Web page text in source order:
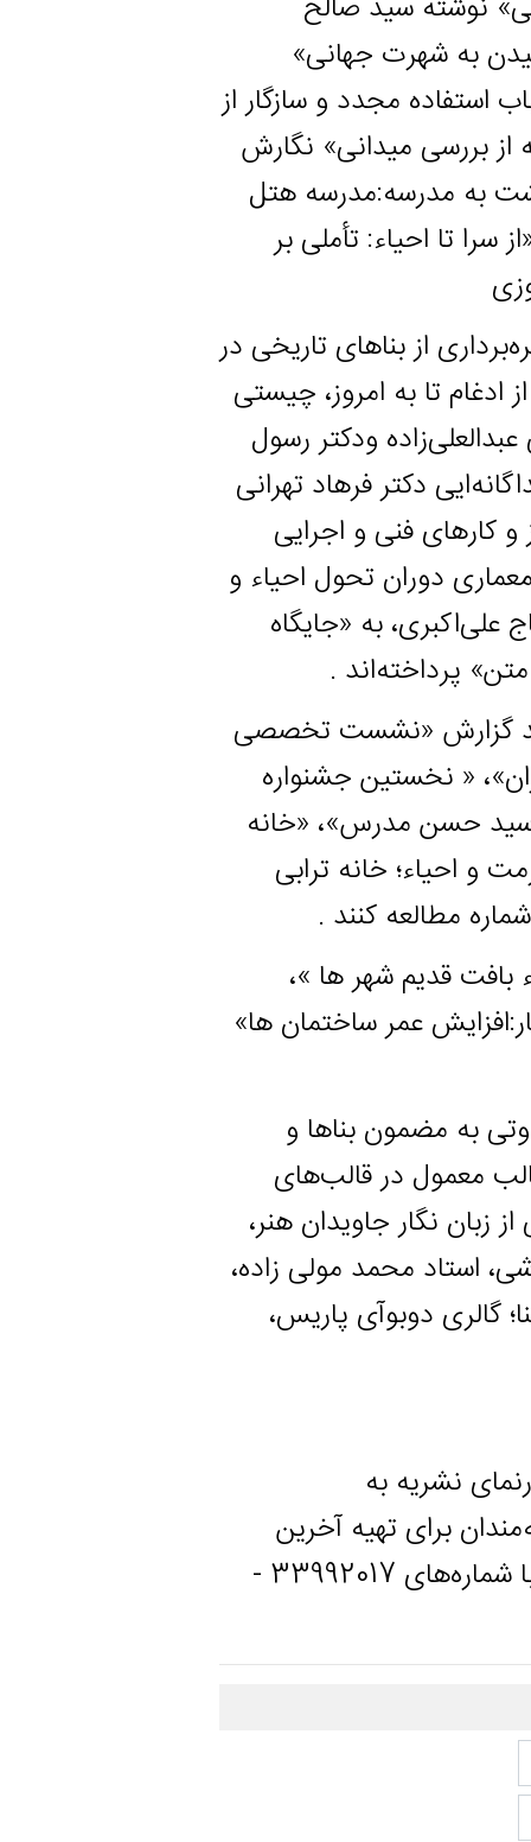
شهرت جهانی»
مجدد و سازگار از
میدانی» نگارش
مدرسه:مدرسه هتل
احیاء: تأملی بر
از بناهای تاریخی در
تا به امروز، چیستی
ودکتر رسول
فرهاد تهرانی
فنی و اجرایی
تحول احیاء و
به «جایگاه
.
گزارش «نشست تخصصی
نخستین جشنواره
مدرس»، «خانه
خانه ترابی
کنند .
شهر ها »،
عمر ساختمان ها»
مضمون بناها و
در قالب‌های
نگار جاویدان هنر،
محمد مولی زاده،
دوبوآی پاریس،
به
تهیه آخرین
شمارگان فصلنامه احیاء بناها و بافت‌های تاریخی می‌توانند با شماره‌های 33992017 -